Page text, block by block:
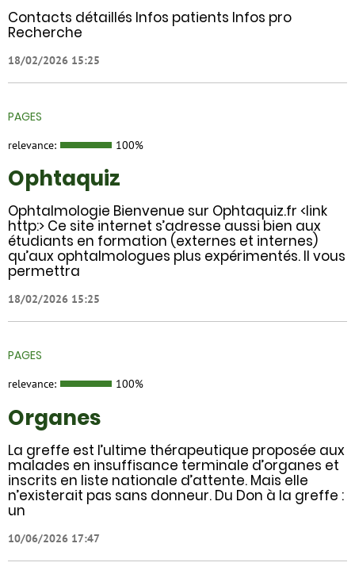
Contacts détaillés Infos patients Infos pro
Recherche
18/02/2026 15:25
PAGES
relevance: 100%
Ophtaquiz
Ophtalmologie Bienvenue sur Ophtaquiz.fr <link
http:> Ce site internet s’adresse aussi bien aux
étudiants en formation (externes et internes)
qu’aux ophtalmologues plus expérimentés. Il vous
permettra
18/02/2026 15:25
PAGES
relevance: 100%
Organes
La greffe est l’ultime thérapeutique proposée aux
malades en insuffisance terminale d’organes et
inscrits en liste nationale d’attente. Mais elle
n’existerait pas sans donneur. Du Don à la greffe :
un
10/06/2026 17:47